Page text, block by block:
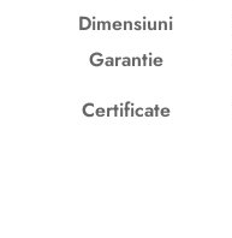
Dimensiuni
Garantie
Certificate